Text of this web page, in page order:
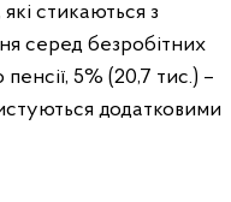
стикаються з
серед безробітних
5% (20,7 тис.) –
додатковими